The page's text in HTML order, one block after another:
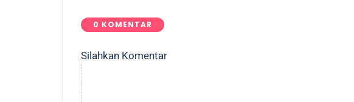
0 KOMENTAR
Silahkan Komentar